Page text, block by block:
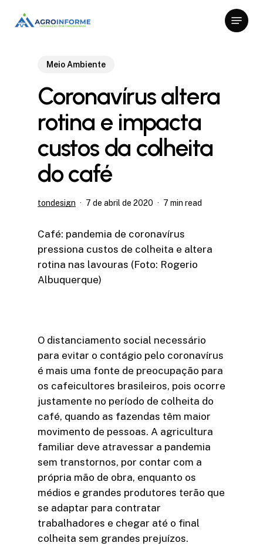
Menu
Meio Ambiente
Coronavírus altera
rotina e impacta
custos da colheita
do café
tondesign 7 de abril de 2020 7 min read
Café: pandemia de coronavírus
pressiona custos de colheita e altera
rotina nas lavouras (Foto: Rogerio
Albuquerque)
O distanciamento social necessário
para evitar o contágio pelo coronavírus
é mais uma fonte de preocupação para
os cafeicultores brasileiros, pois ocorre
justamente no período de colheita do
café, quando as fazendas têm maior
movimento de pessoas. A agricultura
familiar deve atravessar a pandemia
sem transtornos, por contar com a
própria mão de obra, enquanto os
médios e grandes produtores terão que
se adaptar para contratar
trabalhadores e chegar até o final
colheita sem grandes prejuízos.